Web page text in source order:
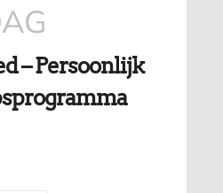
– Persoonlijk